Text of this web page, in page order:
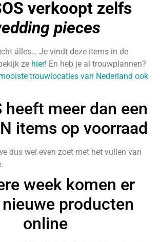
verkoopt zelfs
pieces
álles… Je vindt deze items in de
ze hier! En heb je al trouwplannen?
trouwlocaties van Nederland ook
heeft meer dan een
items op voorraad
dus wel even zoet met het vullen van
week komen er
producten
online